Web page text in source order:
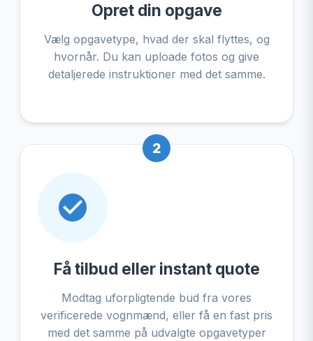
Opret din opgave
Vælg opgavetype, hvad der skal flyttes, og
hvornår. Du kan uploade fotos og give
detaljerede instruktioner med det samme.
2
Få tilbud eller instant quote
Modtag uforpligtende bud fra vores
verificerede vognmænd, eller få en fast pris
med det samme på udvalgte opgavetyper